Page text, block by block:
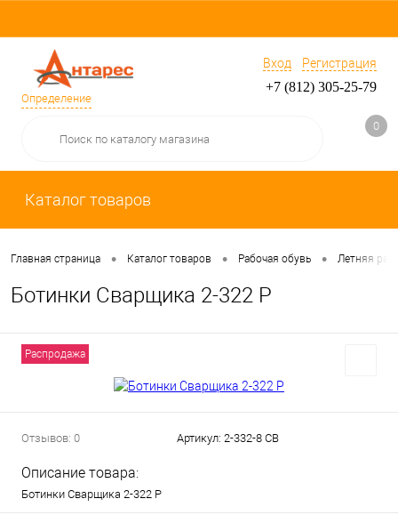
Определение
Вход Регистрация
+7 (812) 305-25-79
0
Каталог товаров
Главная страница • Каталог товаров • Рабочая обувь • Летняя
Ботинки Сварщика 2-322 Р
Распродажа
Отзывов: 0 Артикул: 2-332-8 СВ
Описание товара:
Ботинки Сварщика 2-322 Р